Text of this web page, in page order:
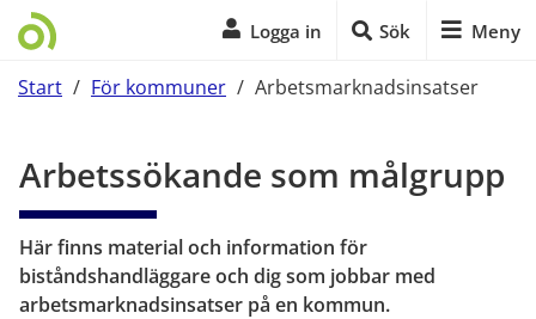
Logga in Sök Meny
Start / För kommuner / Arbetsmarknadsinsatser
Arbetssökande som målgrupp
Här finns material och information för
biståndshandläggare och dig som jobbar med
arbetsmarknadsinsatser på en kommun.